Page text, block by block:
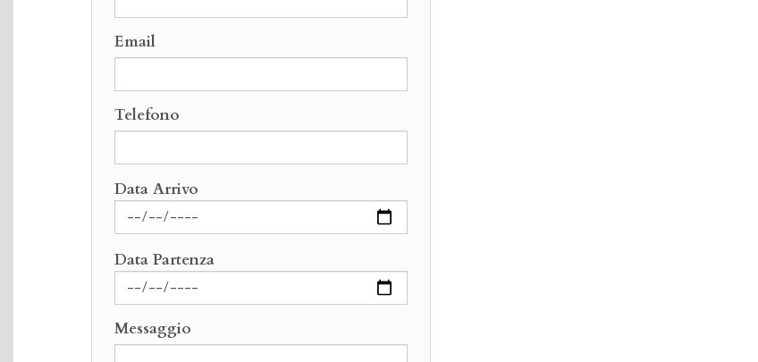
Email
Telefono
Data Arrivo
Data Partenza
Messaggio